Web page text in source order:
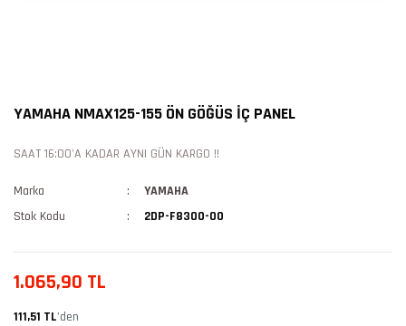
YAMAHA NMAX125-155 ÖN GÖĞÜS İÇ PANEL
SAAT 16:00'A KADAR AYNI GÜN KARGO !!
Marka
YAMAHA
Stok Kodu
2DP-F8300-00
1.065,90 TL
111,51 TL’den